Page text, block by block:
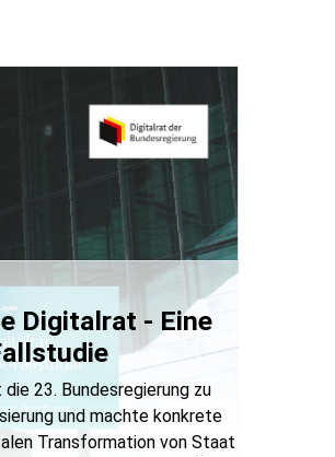
Digitalrat - Eine
23. Bundesregierung zu
und machte konkrete
Transformation von Staat